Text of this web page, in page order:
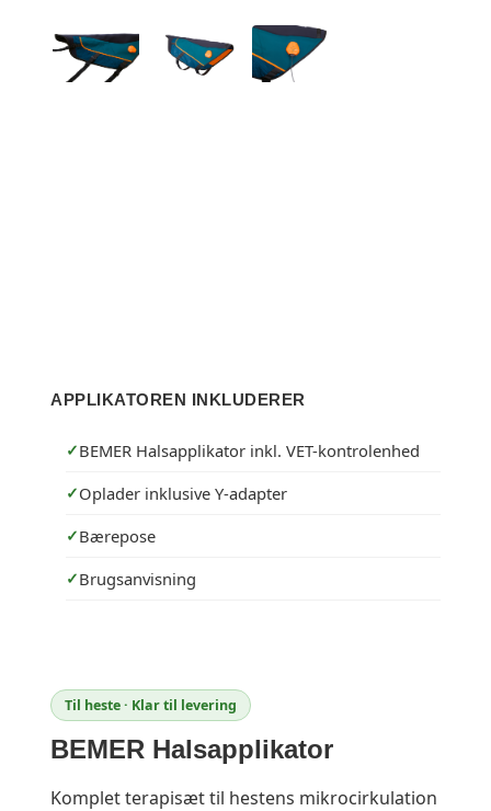
APPLIKATOREN INKLUDERER
BEMER Halsapplikator inkl. VET-kontrolenhed
Oplader inklusive Y-adapter
Bærepose
Brugsanvisning
Til heste · Klar til levering
BEMER Halsapplikator
Komplet terapisæt til hestens mikrocirkulation